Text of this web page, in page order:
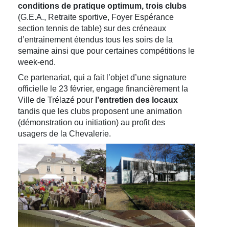
conditions de pratique optimum, trois clubs
(G.E.A., Retraite sportive, Foyer Espérance
section tennis de table) sur des créneaux
d’entrainement étendus tous les soirs de la
semaine ainsi que pour certaines compétitions le
week-end.
Ce partenariat, qui a fait l’objet d’une signature
officielle le 23 février, engage financièrement la
Ville de Trélazé pour l’entretien des locaux
tandis que les clubs proposent une animation
(démonstration ou initiation) au profit des
usagers de la Chevalerie.